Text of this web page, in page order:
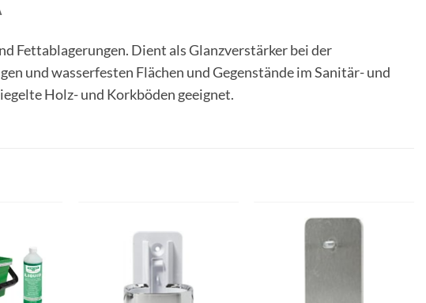
Fettablagerungen. Dient als Glanzverstärker bei der
und wasserfesten Flächen und Gegenstände im Sanitär- und
Holz- und Korkböden geeignet.